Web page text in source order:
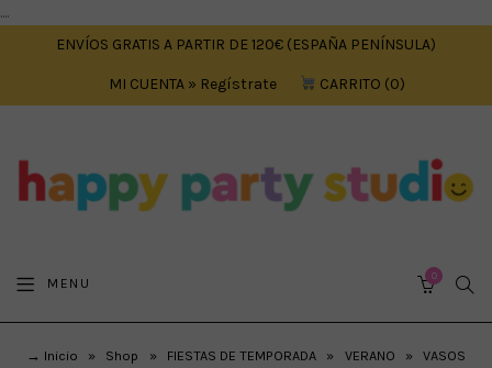
....
ENVÍOS GRATIS A PARTIR DE 120€ (ESPAÑA PENÍNSULA)
MI CUENTA » Regístrate CARRITO 0
MENU 0
→ Inicio » Shop » FIESTAS DE TEMPORADA » VERANO »
VASOS